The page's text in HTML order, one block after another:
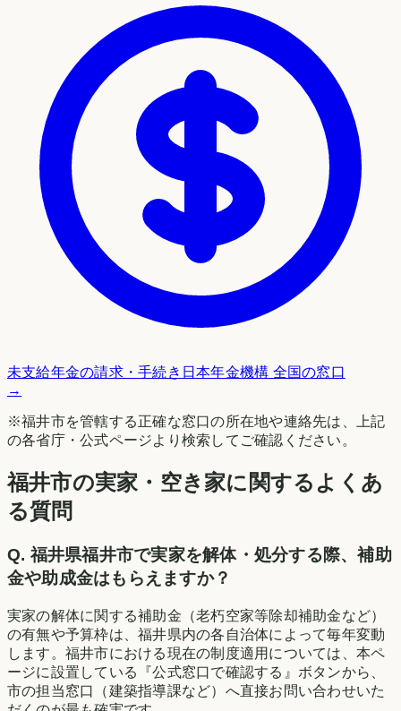
未支給年金の請求・手続き 日本年金機構 全国の窓口
→
※福井市を管轄する正確な窓口の所在地や連絡先は、上記
の各省庁・公式ページより検索してご確認ください。
福井市の実家・空き家に関するよくあ
る質問
Q. 福井県福井市で実家を解体・処分する際、補助
金や助成金はもらえますか？
実家の解体に関する補助金（老朽空家等除却補助金など）
の有無や予算枠は、福井県内の各自治体によって毎年変動
します。福井市における現在の制度適用については、本ペ
ージに設置している『公式窓口で確認する』ボタンから、
市の担当窓口（建築指導課など）へ直接お問い合わせいた